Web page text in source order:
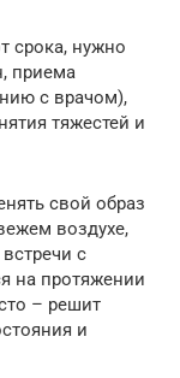
срока, нужно
приема
с врачом),
тяжестей и
свой образ
воздухе,
с
на протяжении
– решит
и